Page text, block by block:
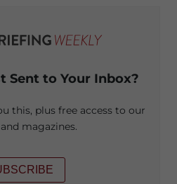
Sent to Your Inbox?
this, plus free access to our
magazines.